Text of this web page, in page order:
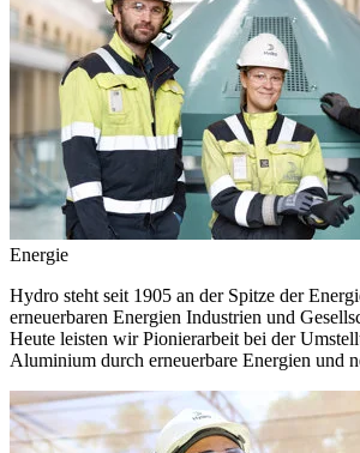
Energie
Hydro steht seit 1905 an der Spitze der
erneuerbaren Energien Industrien und
Heute leisten wir Pionierarbeit bei der
Aluminium durch erneuerbare Energien und